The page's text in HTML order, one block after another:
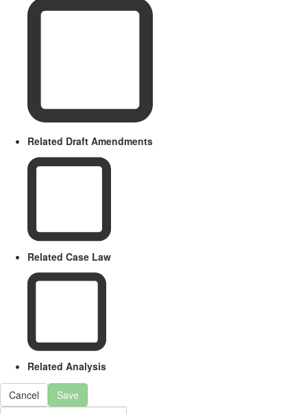
Related Draft Amendments
Related Case Law
Related Analysis
Cancel Save